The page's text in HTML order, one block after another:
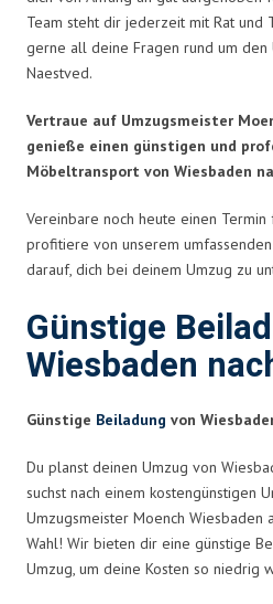
Team steht dir jederzeit mit Rat und
gerne all deine Fragen rund um den
Naestved.
Vertraue auf Umzugsmeister
genieße einen günstigen und
Möbeltransport von Wiesbaden
Vereinbare noch heute einen
profitiere von unserem
darauf, dich bei deinem Umzug zu
Günstige
Wiesbaden
Günstige Beiladung von
Du planst deinen Umzug von
suchst nach einem kostengünstigen
Umzugsmeister Moench Wiesbaden
Wahl! Wir bieten dir eine günstige
Umzug, um deine Kosten so niedrig